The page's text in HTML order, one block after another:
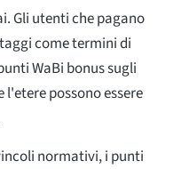
Gli utenti che pagano
come termini di
WaBi bonus sugli
l'etere possono essere
normativi, i punti